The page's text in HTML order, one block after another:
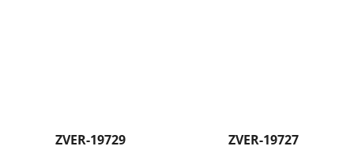
ZVER-19729
ZVER-19727